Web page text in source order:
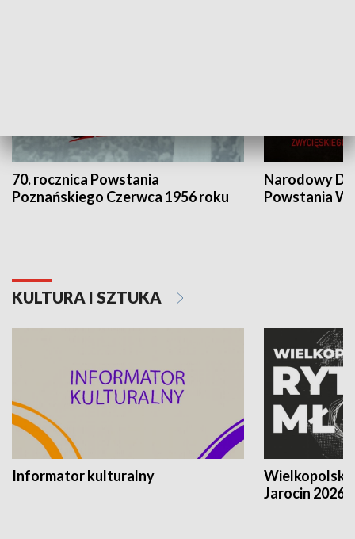
70. rocznica Powstania
Poznańskiego Czerwca 1956 roku
Narodowy
Powstania
KULTURA I SZTUKA
Informator kulturalny
Jarocin 2026